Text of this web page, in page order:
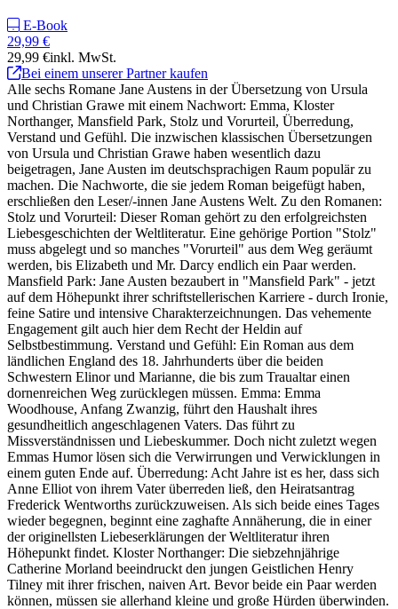
E-Book
29,99 €
29,99 €inkl. MwSt.
Bei einem unserer Partner kaufen
Alle sechs Romane Jane Austens in der Übersetzung von Ursula
und Christian Grawe mit einem Nachwort: Emma, Kloster
Northanger, Mansfield Park, Stolz und Vorurteil, Überredung,
Verstand und Gefühl. Die inzwischen klassischen Übersetzungen
von Ursula und Christian Grawe haben wesentlich dazu
beigetragen, Jane Austen im deutschsprachigen Raum populär zu
machen. Die Nachworte, die sie jedem Roman beigefügt haben,
erschließen den Leser/-innen Jane Austens Welt. Zu den Romanen:
Stolz und Vorurteil: Dieser Roman gehört zu den erfolgreichsten
Liebesgeschichten der Weltliteratur. Eine gehörige Portion "Stolz"
muss abgelegt und so manches "Vorurteil" aus dem Weg geräumt
werden, bis Elizabeth und Mr. Darcy endlich ein Paar werden.
Mansfield Park: Jane Austen bezaubert in "Mansfield Park" - jetzt
auf dem Höhepunkt ihrer schriftstellerischen Karriere - durch Ironie,
feine Satire und intensive Charakterzeichnungen. Das vehemente
Engagement gilt auch hier dem Recht der Heldin auf
Selbstbestimmung. Verstand und Gefühl: Ein Roman aus dem
ländlichen England des 18. Jahrhunderts über die beiden
Schwestern Elinor und Marianne, die bis zum Traualtar einen
dornenreichen Weg zurücklegen müssen. Emma: Emma
Woodhouse, Anfang Zwanzig, führt den Haushalt ihres
gesundheitlich angeschlagenen Vaters. Das führt zu
Missverständnissen und Liebeskummer. Doch nicht zuletzt wegen
Emmas Humor lösen sich die Verwirrungen und Verwicklungen in
einem guten Ende auf. Überredung: Acht Jahre ist es her, dass sich
Anne Elliot von ihrem Vater überreden ließ, den Heiratsantrag
Frederick Wentworths zurückzuweisen. Als sich beide eines Tages
wieder begegnen, beginnt eine zaghafte Annäherung, die in einer
der originellsten Liebeserklärungen der Weltliteratur ihren
Höhepunkt findet. Kloster Northanger: Die siebzehnjährige
Catherine Morland beeindruckt den jungen Geistlichen Henry
Tilney mit ihrer frischen, naiven Art. Bevor beide ein Paar werden
können, müssen sie allerhand kleine und große Hürden überwinden.